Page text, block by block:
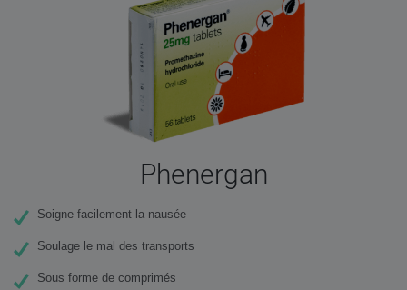
Phenergan
Soigne facilement la nausée
Soulage le mal des transports
Sous forme de comprimés